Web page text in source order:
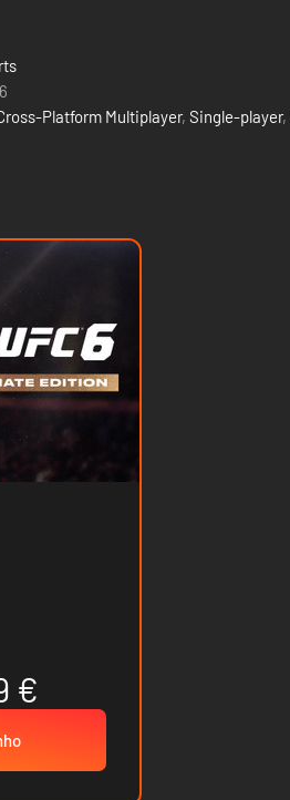
Platform Multiplayer, Single-player,
€